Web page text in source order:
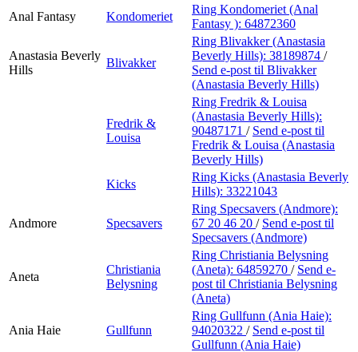
Anal Fantasy
Kondomeriet
Ring Kondomeriet (Anal
Fantasy ): 64872360
Anastasia Beverly
Hills
Blivakker
Ring Blivakker (Anastasia
Beverly Hills): 38189874 /
Send e-post til Blivakker
(Anastasia Beverly Hills)
Fredrik &
Louisa
Ring Fredrik & Louisa
(Anastasia Beverly Hills):
90487171 / Send e-post til
Fredrik & Louisa (Anastasia
Beverly Hills)
Kicks
Ring Kicks (Anastasia Beverly
Hills): 33221043
Andmore Specsavers
Ring Specsavers (Andmore):
67 20 46 20 / Send e-post til
Specsavers (Andmore)
Aneta
Christiania
Belysning
Ring Christiania Belysning
(Aneta): 64859270 / Send e-
post til Christiania Belysning
(Aneta)
Ania Haie Gullfunn
Ring Gullfunn (Ania Haie):
94020322 / Send e-post til
Gullfunn (Ania Haie)